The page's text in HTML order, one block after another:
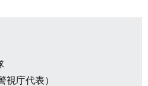
視庁代表）